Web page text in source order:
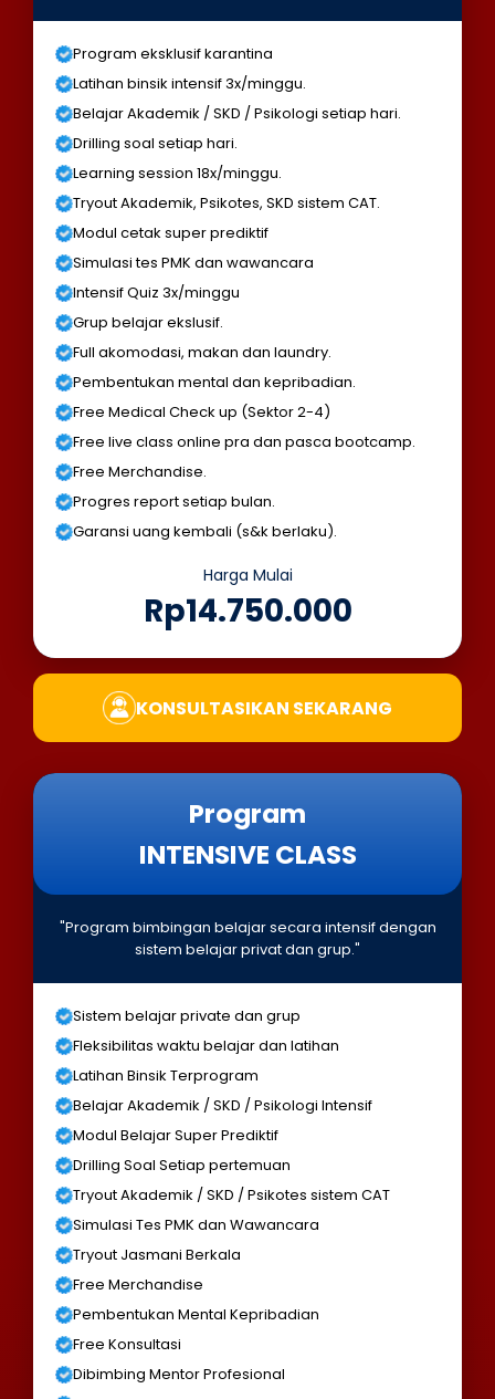
Program eksklusif karantina
Latihan binsik intensif 3x/minggu.
Belajar Akademik / SKD / Psikologi setiap hari.
Drilling soal setiap hari.
Learning session 18x/minggu.
Tryout Akademik, Psikotes, SKD sistem CAT.
Modul cetak super prediktif
Simulasi tes PMK dan wawancara
Intensif Quiz 3x/minggu
Grup belajar ekslusif.
Full akomodasi, makan dan laundry.
Pembentukan mental dan kepribadian.
Free Medical Check up (Sektor 2-4)
Free live class online pra dan pasca bootcamp.
Free Merchandise.
Progres report setiap bulan.
Garansi uang kembali (s&k berlaku).
Harga Mulai
Rp14.750.000
KONSULTASIKAN SEKARANG
Program
INTENSIVE CLASS
"Program bimbingan belajar secara intensif dengan
sistem belajar privat dan grup."
Sistem belajar private dan grup
Fleksibilitas waktu belajar dan latihan
Latihan Binsik Terprogram
Belajar Akademik / SKD / Psikologi Intensif
Modul Belajar Super Prediktif
Drilling Soal Setiap pertemuan
Tryout Akademik / SKD / Psikotes sistem CAT
Simulasi Tes PMK dan Wawancara
Tryout Jasmani Berkala
Free Merchandise
Pembentukan Mental Kepribadian
Free Konsultasi
Dibimbing Mentor Profesional